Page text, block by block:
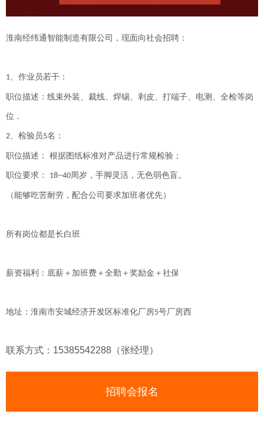
淮南经纬通 智能制造有限公司 ， 现面向社会招聘：
1、作业员若干：
职位描述：线束外装、裁线、焊锡、剥皮、打端子、电测、全检等岗
位．
2、检验员5名：
职位描述： 根据图纸标准对产品进行常规检验；
职位要求： 18--40周岁，手脚灵活，无色弱色盲。
（能够吃苦耐劳，配合公司要求加班者优先）
所有岗位都是长白班
薪资福利：底薪＋加班费＋全勤＋奖励金＋社保
地址：淮南市安城经济开发区标准化厂房5号厂房西
联系方式：15385542288（张经理）
招聘会报名